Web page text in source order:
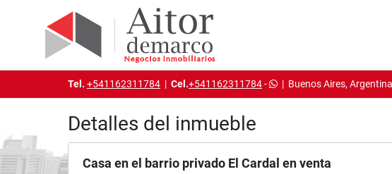
Tel. +541162311784 | Cel.+541162311784- | Buenos Aires, Argentina
Detalles del inmueble
Casa en el barrio privado El Cardal en venta